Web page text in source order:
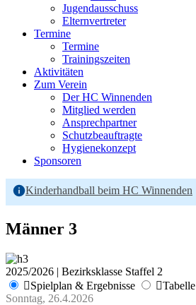
Jugendausschuss
Elternvertreter
Termine
Termine
Trainingszeiten
Aktivitäten
Zum Verein
Der HC Winnenden
Mitglied werden
Ansprechpartner
Schutzbeauftragte
Hygienekonzept
Sponsoren
Kinderhandball beim HC Winnenden
Männer 3
2025/2026 | Bezirksklasse Staffel 2
Spielplan & Ergebnisse
Tabelle
Sonntag, 26.4.2026